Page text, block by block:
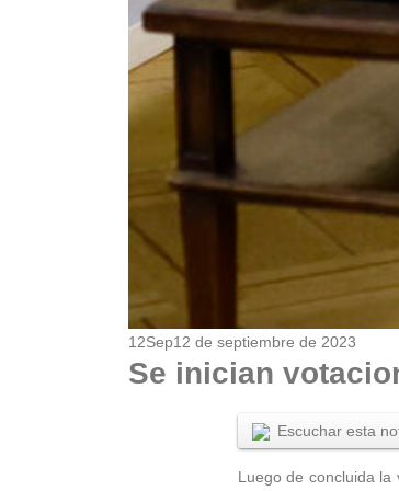
12Sep12 de septiembre de 2023
Se inician
Escuchar esta
Luego de concluida la